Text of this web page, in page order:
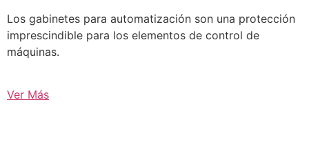
Los gabinetes para automatización son una protección
imprescindible para los elementos de control de
máquinas.
Ver Más